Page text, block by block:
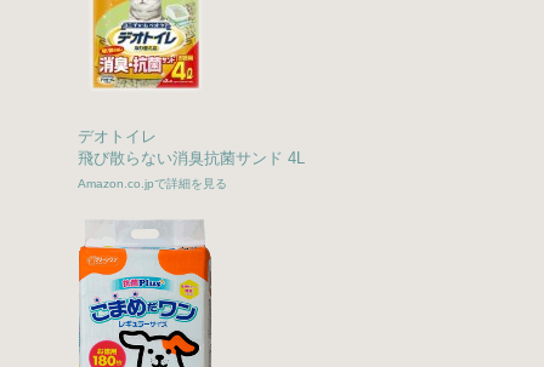
デオトイレ
飛び散らない消臭抗菌サンド 4L
Amazon.co.jpで詳細を見る